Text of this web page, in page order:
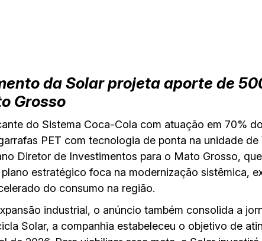
da Solar projeta aporte de
Grosso
do Sistema Coca-Cola com atuação em 70%
PET com tecnologia de ponta na unidade
Diretor de Investimentos para o Mato Grosso,
estratégico foca na modernização sistêmica,
do consumo na região.
industrial, o anúncio também consolida a
Solar, a companhia estabeleceu o objetivo de